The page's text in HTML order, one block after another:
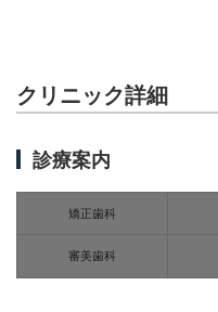
クリニック詳細
診療案内
矯正歯科
審美歯科